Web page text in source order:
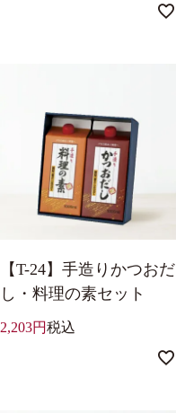
【T-24】手造りかつおだ
し・料理の素セット
2,203 税込